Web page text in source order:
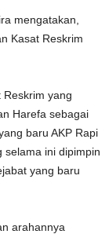
mengatakan,
Kasat Reskrim
Reskrim yang
Harefa sebagai
baru AKP Rapi
selama ini dipimpin
yang baru
arahannya